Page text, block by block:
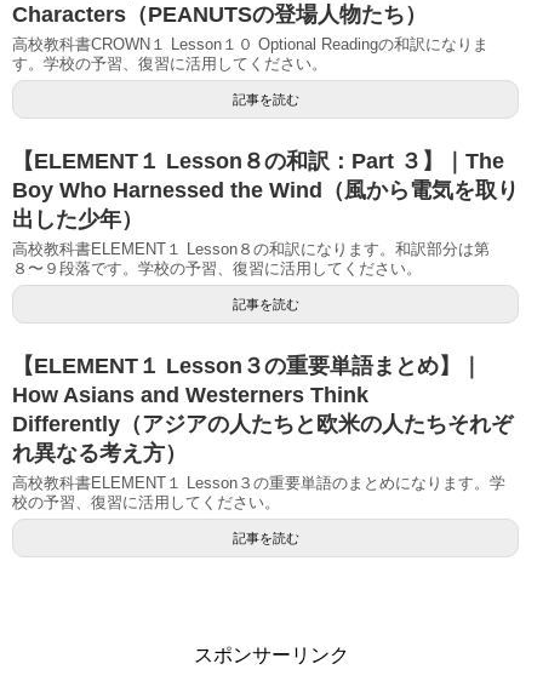
Characters（PEANUTSの登場人物たち）
高校教科書CROWN１ Lesson１０ Optional Readingの和訳になりま
す。学校の予習、復習に活用してください。
記事を読む
【ELEMENT１ Lesson８の和訳：Part ３】｜The
Boy Who Harnessed the Wind（風から電気を取り
出した少年）
高校教科書ELEMENT１ Lesson８の和訳になります。和訳部分は第
８〜９段落です。学校の予習、復習に活用してください。
記事を読む
【ELEMENT１ Lesson３の重要単語まとめ】｜
How Asians and Westerners Think
Differently（アジアの人たちと欧米の人たちそれぞ
れ異なる考え方）
高校教科書ELEMENT１ Lesson３の重要単語のまとめになります。学
校の予習、復習に活用してください。
記事を読む
スポンサーリンク